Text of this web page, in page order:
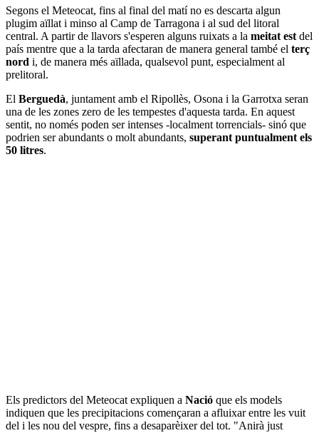
Segons el Meteocat, fins al final del matí no es descarta algun
plugim aïllat i minso al Camp de Tarragona i al sud del litoral
central. A partir de llavors s'esperen alguns ruixats a la meitat estdel
país mentre que a la tarda afectaran de manera general també el terç
nord i, de manera més aïllada, qualsevol punt, especialment al
prelitoral.
El Berguedà, juntament amb el Ripollès, Osona i la Garrotxa seran
una de les zones zero de les tempestes d'aquesta tarda. En aquest
sentit, no només poden ser intenses -localment torrencials- sinó que
podrien ser abundants o molt abundants, superant puntualment els
50 litres.
Els predictors del Meteocat expliquen a Nació que els models
indiquen que les precipitacions començaran a afluixar entre les vuit
del i les nou del vespre, fins a desaparèixer del tot. "Anirà just